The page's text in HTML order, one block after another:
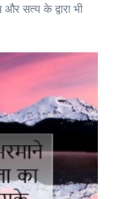
सत्य के द्वारा भी